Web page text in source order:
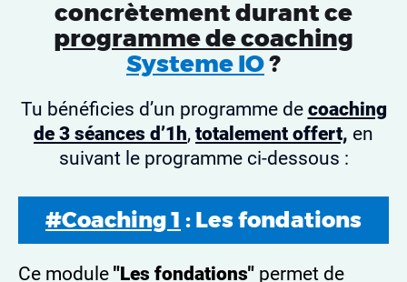
concrètement durant ce
programme de coaching
Systeme IO?
Tu bénéficies d’un programme de coaching
de 3 séances d’1h, totalement offert, en
suivant le programme ci-dessous :
#Coaching 1 : Les fondations
Ce module "Les fondations" permet de